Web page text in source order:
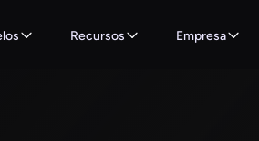
Recursos Empresa